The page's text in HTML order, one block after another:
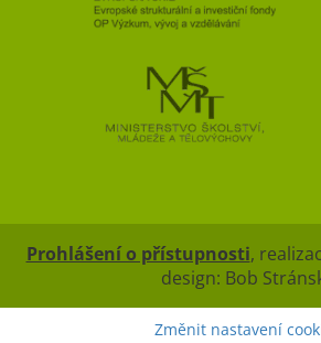
Prohlášení o přístupnosti,
design: Bob
Změnit nastavení